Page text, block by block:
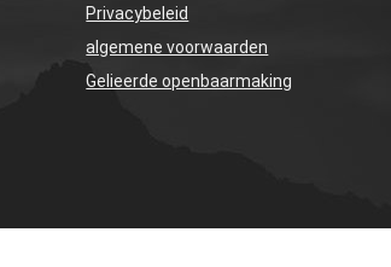
Privacybeleid
algemene voorwaarden
Gelieerde openbaarmaking